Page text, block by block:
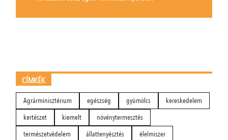
CÍMKÉK
Agrárminisztérium egészség gyümölcs
kereskedelem
kertészet
kiemelt
növénytermesztés
természetvédelem
állattenyésztés élelmiszer